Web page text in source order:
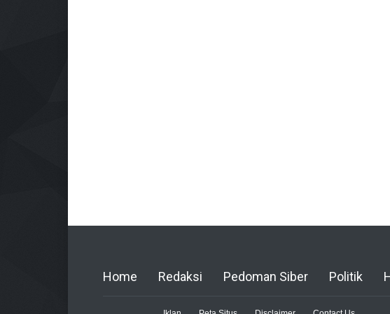
Home Redaksi Pedoman Siber Politik